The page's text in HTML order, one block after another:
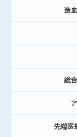
造
総
先端医